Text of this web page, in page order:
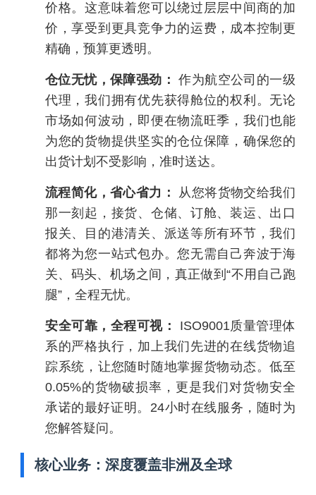
价格。这意味着您可以绕过层层中间商的加
价，享受到更具竞争力的运费，成本控制更
精确，预算更透明。
仓位无忧，保障强劲：作为航空公司的一级
代理，我们拥有优先获得舱位的权利。无论
市场如何波动，即便在物流旺季，我们也能
为您的货物提供坚实的仓位保障，确保您的
出货计划不受影响，准时送达。
流程简化，省心省力： 从您将货物交给我们
那一刻起，接货、仓储、订舱、装运、出口
报关、目的港清关、派送等所有环节，我们
都将为您一站式包办。您无需自己奔波于海
关、码头、机场之间，真正做到“不用自己跑
腿”，全程无忧。
安全可靠，全程可视： ISO9001质量管理体
系的严格执行，加上我们先进的在线货物追
踪系统，让您随时随地掌握货物动态。低至
0.05%的货物破损率，更是我们对货物安全
承诺的最好证明。24小时在线服务，随时为
您解答疑问。
核心业务：深度覆盖非洲及全球